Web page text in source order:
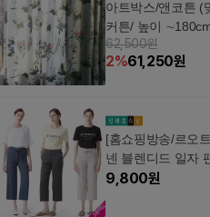
아트박스/앤코튼 (
커튼/ 높이
62,500원
2%61,250원
[홈쇼핑방송/르오
넨 블렌디드 일자
9,800원